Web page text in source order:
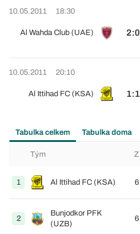
10.05.2011 18:30
Al Wahda Club (UAE) 2:0
10.05.2011 20:10
Al Ittihad FC (KSA) 1:1
Tabulka celkem Tabulka doma
Tým Z
1 Al Ittihad FC (KSA) 6
2
Bunjodkor PFK
(UZB)
6